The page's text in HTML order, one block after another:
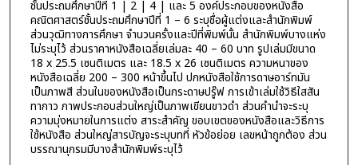
ชั้นประถมศึกษาปีที่ 1 | 2 | 4 | และ 5 องค์ประกอบของหนังสือ
คณิตศาสตร์ชั้นประถมศึกษาปีที่ 1 – 6 ระบุชื่อผู้แต่งและสำนักพิมพ์
ส่วนวุฒิทางการศึกษา จำนวนครั้งและปีที่พิมพ์นั้น สำนักพิมพ์บางแห่ง
ไม่ระบุไว้ ส่วนราคาหนังสือเฉลี่ยเล่มละ 40 – 60 บาท รูปเล่มมีขนาด
18 x 25.5 เซนติเมตร และ 18.5 x 26 เซนติเมตร ความหนาของ
หนังสือเฉลี่ย 200 – 300 หน้าขึ้นไป ปกหนังสือใช้การดาษอาร์ทมัน
เป็นภาพสี ส่วนในของหนังสือเป็นกระดาษปรู๊ฟ การเข้าเล่มใช้วิธีใสสัน
ทากาว ภาพประกอบส่วนใหญ่เป็นภาพเขียนขาวดำ ส่วนคำนำจะระบุ
ความมุ่งหมายในการแต่ง สาระสำคัญ ขอบเขตของหนังสือและวิธีการ
ใช้หนังสือ ส่วนใหญ่สารบัญจะระบุบทที่ หัวข้อย่อย เลขหน้าถูกต้อง ส่วน
บรรณานุกรมมีบางสำนักพิมพ์ระบุไว้